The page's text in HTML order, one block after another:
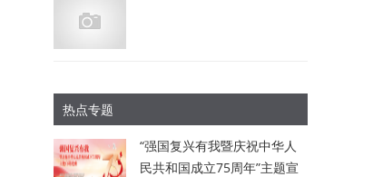
热点专题
“强国复兴有我暨庆祝中华人
民共和国成立75周年”主题宣